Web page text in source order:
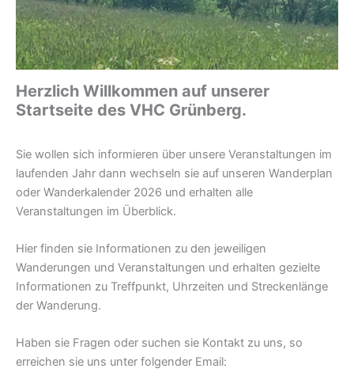
Herzlich Willkommen auf unserer
Startseite des VHC Grünberg.
Sie wollen sich informieren über unsere Veranstaltungen im
laufenden Jahr dann wechseln sie auf unseren Wanderplan
oder Wanderkalender 2026 und erhalten alle
Veranstaltungen im Überblick.
Hier finden sie Informationen zu den jeweiligen
Wanderungen und Veranstaltungen und erhalten gezielte
Informationen zu Treffpunkt, Uhrzeiten und Streckenlänge
der Wanderung.
Haben sie Fragen oder suchen sie Kontakt zu uns, so
erreichen sie uns unter folgender Email: